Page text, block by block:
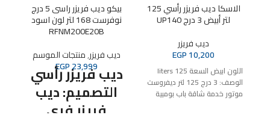
الاسكا ديب فريزر رأسي 125
لتر أبيض 3 درج UP140
ديب فريزر
EGP10,200
اللون ابيض السعة 125 liters
الوصف: 3 درج 125 لتر
ديفروست
موتور خدمة شاقة باب بومبية
بيكو ديب فريزر راسى 5 درج
نوفرست 168 لتر لون اسود
RFNM200E20B
ديب فريزر,منتجات الموسم
EGP23,999
ديب فريزر رأسي
التصميم: ديب
فريزر فري